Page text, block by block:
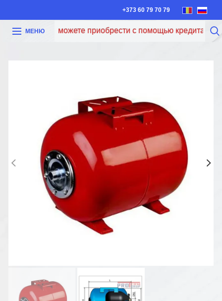
+373 60 79 70 79
МЕНЮ
Теперь вы можете приобрести с помощью кредита Iute